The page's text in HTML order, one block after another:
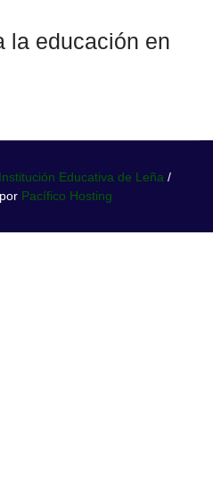
la educación en
Institución Educativa de Leña /
Pacífico Hosting